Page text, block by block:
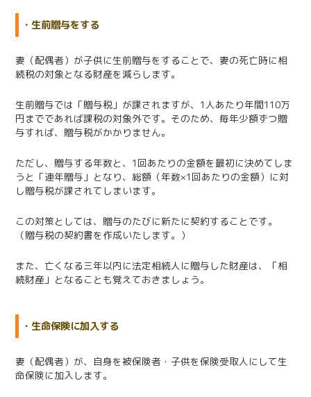
・生前贈与をする
妻（配偶者）が子供に生前贈与をすることで、妻の死亡時に相
続税の対象となる財産を減らします。
生前贈与では「贈与税」が課されますが、1人あたり年間110万
円までであれば課税の対象外です。そのため、毎年少額ずつ贈
与すれば、贈与税がかかりません。
ただし、贈与する年数と、1回あたりの金額を最初に決めてしま
うと「連年贈与」となり、総額（年数×1回あたりの金額）に対
し贈与税が課されてしまいます。
この対策としては、贈与のたびに新たに契約することです。
（贈与税の契約書を作成いたします。）
また、亡くなる三年以内に法定相続人に贈与した財産は、「相
続財産」となることも覚えておきましょう。
・生命保険に加入する
妻（配偶者）が、自身を被保険者・子供を保険受取人にして生
命保険に加入します。